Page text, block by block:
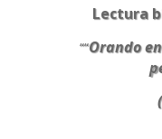
Lectura
““Orando